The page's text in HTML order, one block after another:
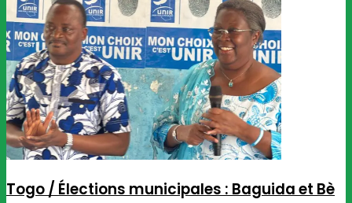
Togo / Élections municipales : Baguida et Bè